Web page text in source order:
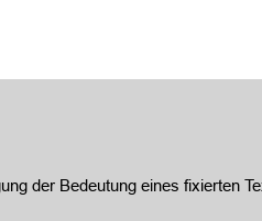
der Bedeutung eines fixierten